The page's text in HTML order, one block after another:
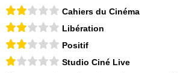
Cahiers du Cinéma
Libération
Positif
Studio Ciné Live